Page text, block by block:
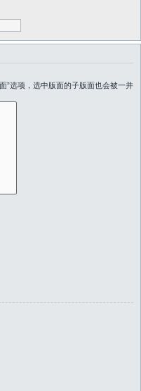
”选项，选中版面的子版面也会被一并